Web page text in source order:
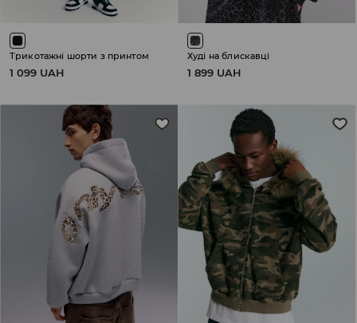
Трикотажні шорти з принтом
1 099 UAH
Худі на блискавці
1 899 UAH